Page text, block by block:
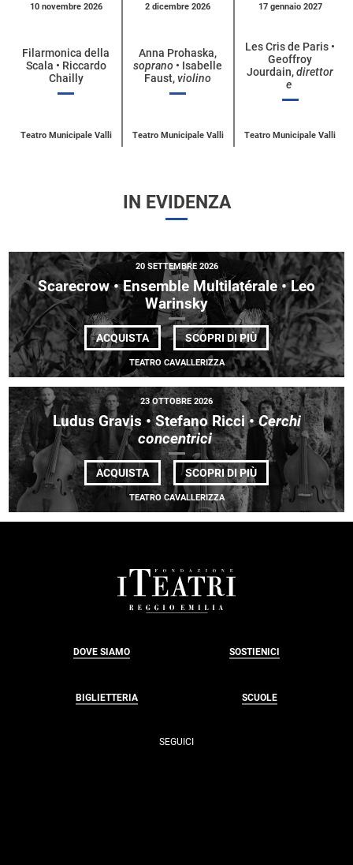
categoria
10 novembre 2026
Filarmonica della
Scala • Riccardo
Chailly
Teatro Municipale Valli
2 dicembre 2026
Anna Prohaska,
soprano • Isabelle
Faust,violino
Teatro Municipale Valli
17 gennaio 2027
Les Cris de Paris •
Geoffroy
Jourdain,direttor
e
Teatro Municipale Valli
IN EVIDENZA
20 SETTEMBRE 2026
Scarecrow • Ensemble Multilatérale • Leo
Warinsky
ACQUISTA SCOPRI DI PIÙDI
SCARECROW
•
ENSEMBLE
MULTILATÉRALE
•
LEO
WARINSKY
TEATRO CAVALLERIZZA
23 OTTOBRE 2026
Ludus Gravis • Stefano Ricci •Cerchi
concentrici
ACQUISTA SCOPRI DI PIÙDI
LUDUS
GRAVIS •
STEFANO
RICCI
TEATRO CAVALLERIZZA
DOVE SIAMO SOSTIENICI
BIGLIETTERIA SCUOLE
SEGUICI